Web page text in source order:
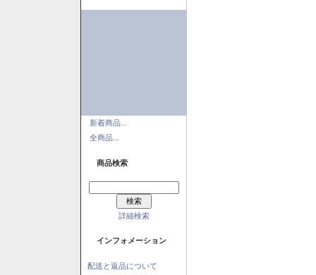
新着商品...
全商品...
商品検索
詳細検索
インフォメーション
配送と返品について